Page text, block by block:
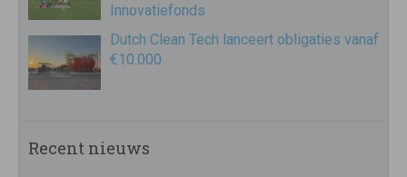
Innovatiefonds
Dutch Clean Tech lanceert obligaties vanaf
€10.000
Recent nieuws